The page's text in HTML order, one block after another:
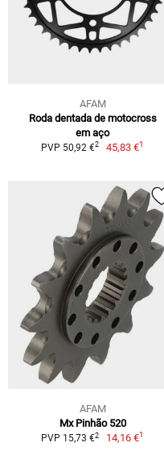
AFAM
Roda dentada de motocross
em aço
PVP 50,92 €2 45,83 €1
AFAM
Mx Pinhão 520
PVP 15,73 €2 14,16 €1